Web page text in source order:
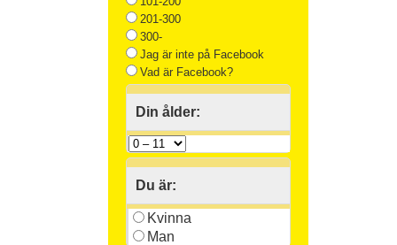
201-300
300-
Jag är inte på Facebook
Vad är Facebook?
Din ålder:
Du är:
Kvinna
Man